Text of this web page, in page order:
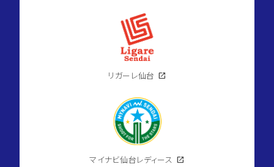
リガーレ仙台 open_in_new
マイナビ仙台レディース open_in_new